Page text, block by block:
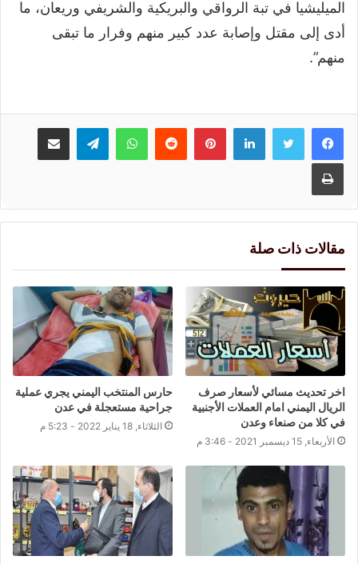
الميليشيا في تبة الرواقي والبريكية والشريفي وريعان، ما
أدى إلى مقتل وإصابة عدد كبير منهم وفرار ما تبقى
منهم”.
لينكدإنبينتيريست واتسابتيلقرام مشاركة عبر البريد
طباعة
مقالات ذات صلة
اخر تحديث مسائي لأسعار صرف
الريال اليمني امام العملات الأجنبية
في كلا من صنعاء وعدن
الأربعاء, 15 ديسمبر 2021 - 3:46 م
حارس المنتخب اليمني يجري عملية
جراحية مستعجلة في عدن
الثلاثاء, 18 يناير 2022 - 5:23 م